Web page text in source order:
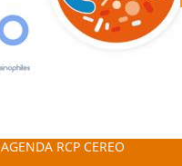
AGENDA RCP CEREO